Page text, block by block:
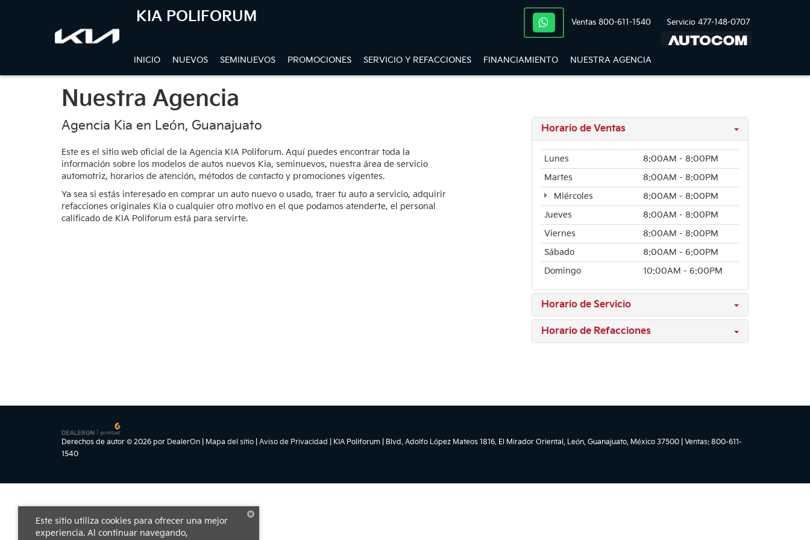
KIA POLIFORUM Ventas 800-611-1540 Servicio 477-148-0707
INICIO NUEVOS SEMINUEVOS PROMOCIONES SERVICIO Y REFACCIONES FINANCIAMIENTO NUESTRA AGENCIA
Nuestra Agencia
Agencia Kia en León, Guanajuato
Este es el sitio web oficial de la Agencia KIA Poliforum. Aquí puedes encontrar toda la
información sobre los modelos de autos nuevos Kia, seminuevos, nuestra área de servicio
automotriz, horarios de atención, métodos de contacto y promociones vigentes.
Ya sea si estás interesado en comprar un auto nuevo o usado, traer tu auto a servicio, adquirir
refacciones originales Kia o cualquier otro motivo en el que podamos atenderte, el personal
calificado de KIA Poliforum está para servirte.
Horario de Ventas
Lunes
8:00AM - 8:00PM
Martes
8:00AM - 8:00PM
Miércoles
8:00AM - 8:00PM
Jueves
8:00AM - 8:00PM
Viernes
8:00AM - 8:00PM
Sábado
8:00AM - 6:00PM
Domingo
10:00AM - 6:00PM
Horario de Servicio
Horario de Refacciones
Derechos de autor © 2026 por DealerOn Mapa del sitio Aviso de Privacidad | KIA Poliforum Blvd. Adolfo López Mateos 1816. El Mirador Oriental, León, Guanajuato, México 37500 | Ventas: 800-611-
1540
Este sitio utiliza cookies para ofrecer una mejor
experiencia. Al continuar navegando,